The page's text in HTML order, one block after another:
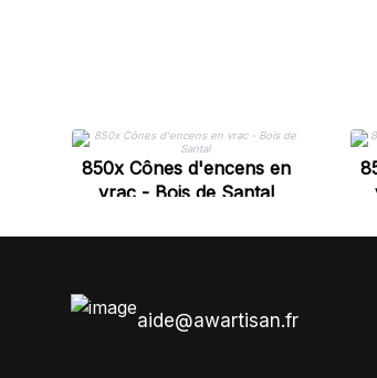
850x Cônes d'encens en
vrac - Bois de Santal
aide@awartisan.fr